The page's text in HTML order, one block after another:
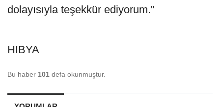
dolayısıyla teşekkür ediyorum."
HIBYA
Bu haber 101 defa okunmuştur.